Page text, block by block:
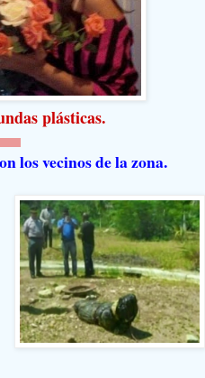
plásticas.
los vecinos de la zona.